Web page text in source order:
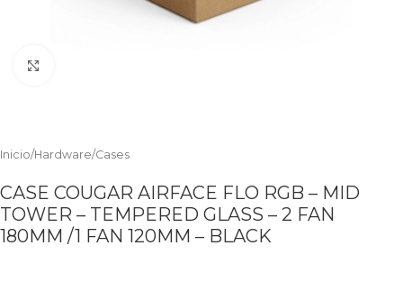
Inicio/Hardware/Cases
CASE COUGAR AIRFACE FLO RGB – MID
TOWER – TEMPERED GLASS – 2 FAN
180MM /1 FAN 120MM – BLACK